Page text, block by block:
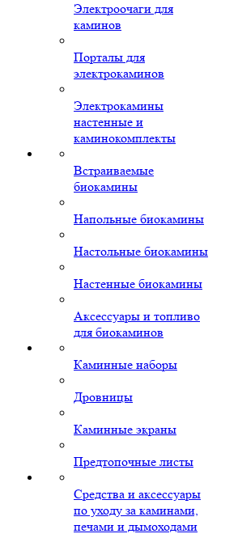
Электроочаги для
каминов
Порталы для
электрокаминов
Электрокамины
настенные и
каминокомплекты
Встраиваемые
биокамины
Напольные биокамины
Настольные биокамины
Настенные биокамины
Аксессуары и топливо
для биокаминов
Каминные наборы
Дровницы
Каминные экраны
Предтопочные листы
Средства и аксессуары
по уходу за каминами,
печами и дымоходами